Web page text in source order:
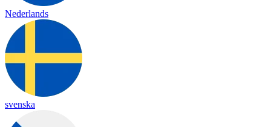
Nederlands
svenska